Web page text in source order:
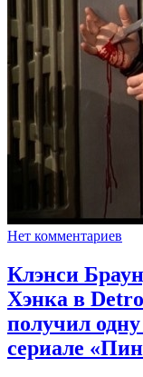
Нет комментариев
Клэнси
Хэнка в
получил
сериале